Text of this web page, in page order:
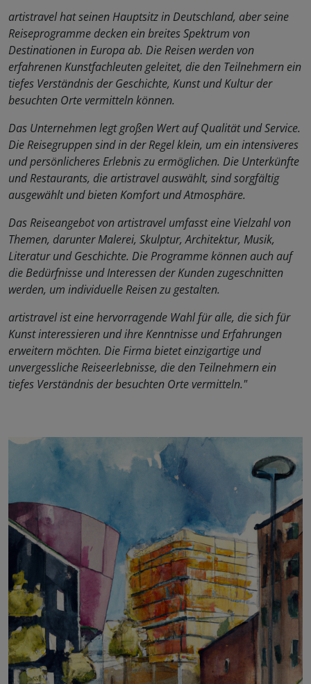
artistravel hat seinen Hauptsitz in Deutschland, aber seine
Reiseprogramme decken ein breites Spektrum von
Destinationen in Europa ab. Die Reisen werden von
erfahrenen Kunstfachleuten geleitet, die den Teilnehmern ein
tiefes Verständnis der Geschichte, Kunst und Kultur der
besuchten Orte vermitteln können.
Das Unternehmen legt großen Wert auf Qualität und Service.
Die Reisegruppen sind in der Regel klein, um ein intensiveres
und persönlicheres Erlebnis zu ermöglichen. Die Unterkünfte
und Restaurants, die artistravel auswählt, sind sorgfältig
ausgewählt und bieten Komfort und Atmosphäre.
Das Reiseangebot von artistravel umfasst eine Vielzahl von
Themen, darunter Malerei, Skulptur, Architektur, Musik,
Literatur und Geschichte. Die Programme können auch auf
die Bedürfnisse und Interessen der Kunden zugeschnitten
werden, um individuelle Reisen zu gestalten.
artistravel ist eine hervorragende Wahl für alle, die sich für
Kunst interessieren und ihre Kenntnisse und Erfahrungen
erweitern möchten. Die Firma bietet einzigartige und
unvergessliche Reiseerlebnisse, die den Teilnehmern ein
tiefes Verständnis der besuchten Orte vermitteln."